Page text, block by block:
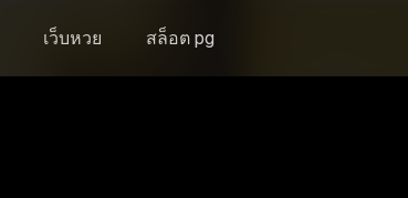
เว็บหวย สล็อต pg